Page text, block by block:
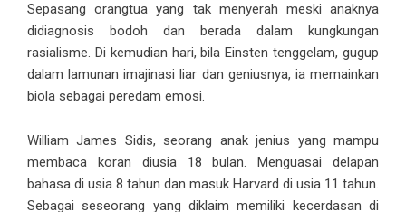
Sepasang orangtua yang tak menyerah meski anaknya
didiagnosis bodoh dan berada dalam kungkungan
rasialisme. Di kemudian hari, bila Einsten tenggelam, gugup
dalam lamunan imajinasi liar dan geniusnya, ia memainkan
biola sebagai peredam emosi.
William James Sidis, seorang anak jenius yang mampu
membaca koran diusia 18 bulan. Menguasai delapan
bahasa di usia 8 tahun dan masuk Harvard di usia 11 tahun.
Sebagai seseorang yang diklaim memiliki kecerdasan di